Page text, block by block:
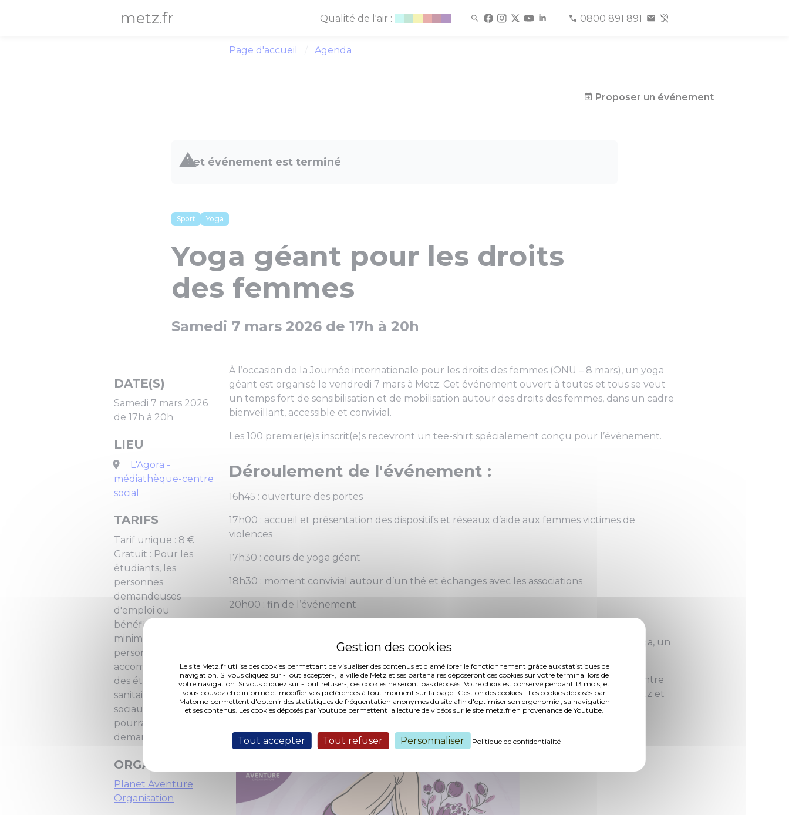
Le site Metz.fr utilise des cookies permettant de visualiser des contenus et d'améliorer le fonctionnement grâce aux statistiques de
navigation. Si vous cliquez sur -Tout accepter-, la ville de Metz et ses partenaires déposeront ces cookies sur votre terminal lors de
votre navigation. Si vous cliquez sur -Tout refuser-, ces cookies ne seront pas déposés. Votre choix est conservé pendant 13 mois, et
vous pouvez être informé et modifier vos préférences à tout moment sur la page -Gestion des cookies-. Les cookies déposés par
Matomo permettent d'obtenir des statistiques de fréquentation anonymes du site afin d'optimiser son ergonomie , sa navigation
et ses contenus. Les cookies déposés par Youtube permettent la lecture de vidéos sur le site metz.fr en provenance de Youtube.
Tout accepter Tout refuser Personnaliser Politique de confidentialité
metz.fr Qualité de l'air : 0800 891 891
Page d'accueil Agenda
Proposer un événement
Cet événement est terminé
Sport Yoga
Yoga géant pour les droits
des femmes
Samedi 7 mars 2026 de 17h à 20h
DATE(S)
Samedi 7 mars 2026
de 17h à 20h
LIEU
L'Agora -
médiathèque-centre
social
TARIFS
Tarif unique : 8 €
Gratuit : Pour les
étudiants, les
personnes
demandeuses
d'emploi ou
bénéficiaires des
minimas sociaux, les
personnes
accompagnées par
des établissements
sanitaires et/ou
sociaux (un justificatif
pourra vous être
demandé)
ORGANISATEUR
Planet Aventure
Organisation
À l’occasion de la Journée internationale pour les droits des femmes (ONU – 8 mars), un yoga
géant est organisé le vendredi 7 mars à Metz. Cet événement ouvert à toutes et tous se veut
un temps fort de sensibilisation et de mobilisation autour des droits des femmes, dans un cadre
bienveillant, accessible et convivial.
Les 100 premier(e)s inscrit(e)s recevront un tee-shirt spécialement conçu pour l’événement.
Déroulement de l'événement :
16h45 : ouverture des portes
17h00 : accueil et présentation des dispositifs et réseaux d’aide aux femmes victimes de
violences
17h30 : cours de yoga géant
18h30 : moment convivial autour d’un thé et échanges avec les associations
20h00 : fin de l’événement
accompagnés d’un adulte. Les participant(e)s sont invité(e)s à venir avec leur tapis de yoga, un
Cet événement est organisé par Planet Aventure Organisation en partenariat avec le Centre
Social ACS Agora, avec le soutien de l’État, de l’Eurométropole de Metz, de la Ville de Metz et
de la Fondation BNP Paribas. Le dispositif Inform’Elles de l’AIEM sera également présent.